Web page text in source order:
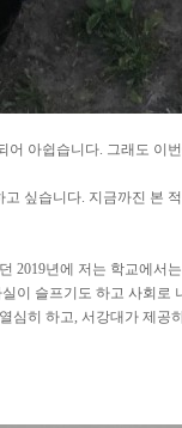
아쉽습니다. 그래도
싶습니다. 지금까진 본
2019년에 저는 학교에
이 슬프기도 하고 사회
히 하고, 서강대가 제